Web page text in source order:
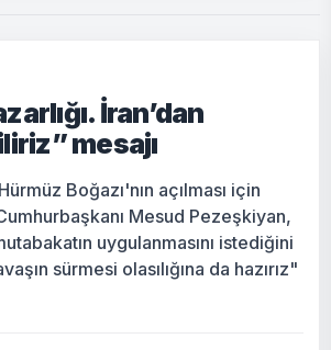
İran’dan
mesajı
Boğazı'nın açılması için
Mesud Pezeşkiyan,
uygulanmasını istediğini
sürmesi olasılığına da hazırız"